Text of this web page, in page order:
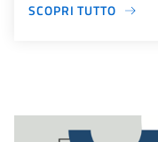
SCOPRI TUTTO